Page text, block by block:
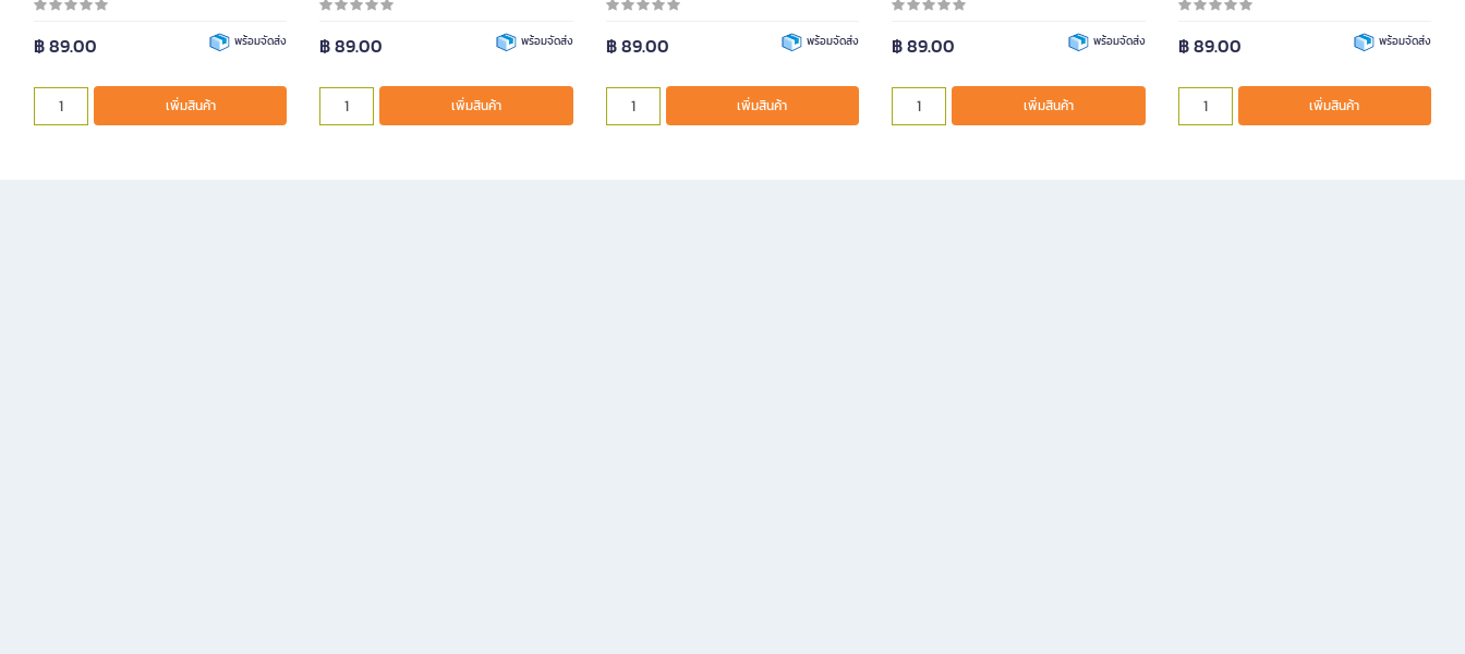
฿ 89.00 พร้อมจัดส่ง
เพิ่มสินค้า
฿ 89.00 พร้อมจัดส่ง
เพิ่มสินค้า
฿ 89.00 พร้อมจัดส่ง
เพิ่มสินค้า
฿ 89.00 พร้อมจัดส่ง
เพิ่มสินค้า
฿ 89.00 พร้อมจัดส่ง
เพิ่มสินค้า